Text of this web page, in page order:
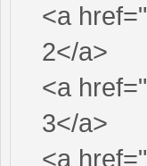
<a href="
2</a>
<a href="
3</a>
<a href="